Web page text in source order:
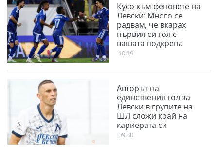
Кусо към феновете на
Левски: Много се
радвам, че вкарах
първия си гол с
вашата подкрепа
10:19
Авторът на
единствения гол за
Левски в групите на
ШЛ сложи край на
кариерата си
09:30